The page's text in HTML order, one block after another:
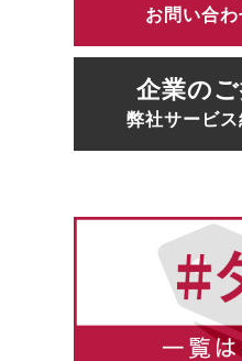
お問い合
企業の
弊社サービ